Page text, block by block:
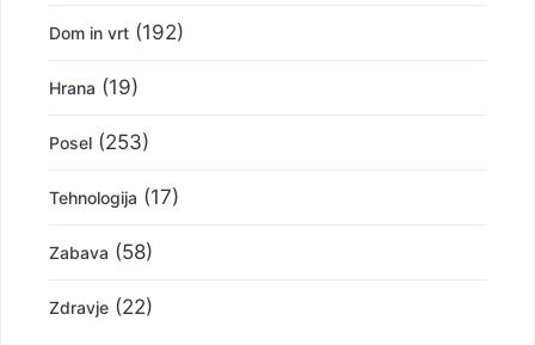
Dom in vrt (192)
Hrana (19)
Posel (253)
Tehnologija (17)
Zabava (58)
Zdravje (22)